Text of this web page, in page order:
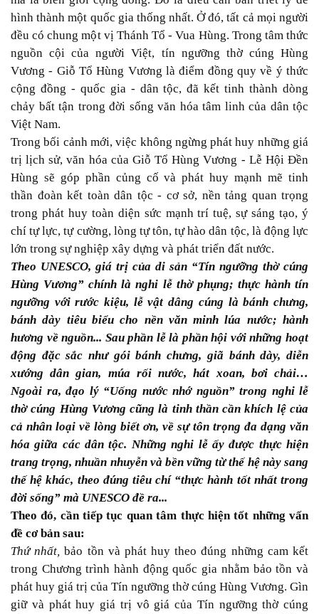
hình thành một quốc gia thống nhất. Ở đó, tất cả mọi người
đều có chung một vị Thánh Tổ - Vua Hùng. Trong tâm thức
nguồn cội của người Việt, tín ngưỡng thờ cúng Hùng
Vương - Giỗ Tổ Hùng Vương là điểm đồng quy về ý thức
cộng đồng - quốc gia - dân tộc, đã kết tinh thành dòng
chảy bất tận trong đời sống văn hóa tâm linh của dân tộc
Việt Nam.
Trong bối cảnh mới, việc không ngừng phát huy những giá
trị lịch sử, văn hóa của Giỗ Tổ Hùng Vương - Lễ Hội Đền
Hùng sẽ góp phần củng cố và phát huy mạnh mẽ tinh
thần đoàn kết toàn dân tộc - cơ sở, nền tảng quan trọng
trong phát huy toàn diện sức mạnh trí tuệ, sự sáng tạo, ý
chí tự lực, tự cường, lòng tự tôn, tự hào dân tộc, là động lực
lớn trong sự nghiệp xây dựng và phát triển đất nước.
Theo UNESCO, giá trị của di sản “Tín ngưỡng thờ cúng
Hùng Vương” chính là nghi lễ thờ phụng; thực hành tín
ngưỡng với rước kiệu, lễ vật dâng cúng là bánh chưng,
bánh dày tiêu biểu cho nền văn minh lúa nước; hành
hương về nguồn... Sau phần lễ là phần hội với những hoạt
động đặc sắc như gói bánh chưng, giã bánh dày, diễn
xướng dân gian, múa rối nước, hát xoan, bơi chải…
Ngoài ra, đạo lý “Uống nước nhớ nguồn” trong nghi lễ
thờ cúng Hùng Vương cũng là tinh thần cần khích lệ của
cả nhân loại về lòng biết ơn, về sự tôn trọng đa dạng văn
hóa giữa các dân tộc. Những nghi lễ ấy được thực hiện
trang trọng, nhuần nhuyễn và bền vững từ thế hệ này sang
thế hệ khác, theo đúng tiêu chí “thực hành tốt nhất trong
đời sống” mà UNESCO đề ra...
Theo đó, cần tiếp tục quan tâm thực hiện tốt những vấn
đề cơ bản sau:
Thứ nhất, bảo tồn và phát huy theo đúng những cam kết
trong Chương trình hành động quốc gia nhằm bảo tồn và
phát huy giá trị của Tín ngưỡng thờ cúng Hùng Vương. Gìn
giữ và phát huy giá trị vô giá của Tín ngưỡng thờ cúng